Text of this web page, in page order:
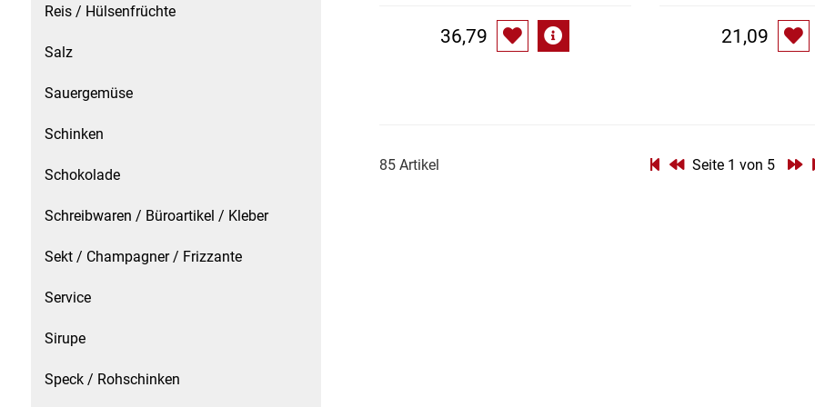
Schinken
Schokolade
Schreibwaren / Büroartikel / Kleber
Sekt / Champagner / Frizzante
Spezialreiniger
Reis / Hülsenfrüchte
Salz
Sauergemüse
Schinken
Schokolade
Schreibwaren / Büroartikel / Kleber
Sekt / Champagner / Frizzante
Service
Sirupe
Speck / Rohschinken
36,79 21,09
85 Artikel Seite 1 von 5